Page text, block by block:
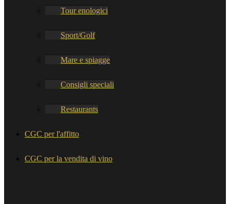
Tour enologici
Sport/Golf
Mare e spiagge
Consigli speciali
Restaurants
CGC per l'affitto
CGC per la vendita di vino